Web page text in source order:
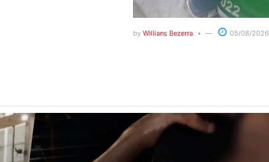
by Willians Bezerra 05/08/2026